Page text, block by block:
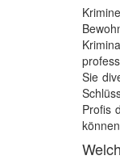
Sie
Profis